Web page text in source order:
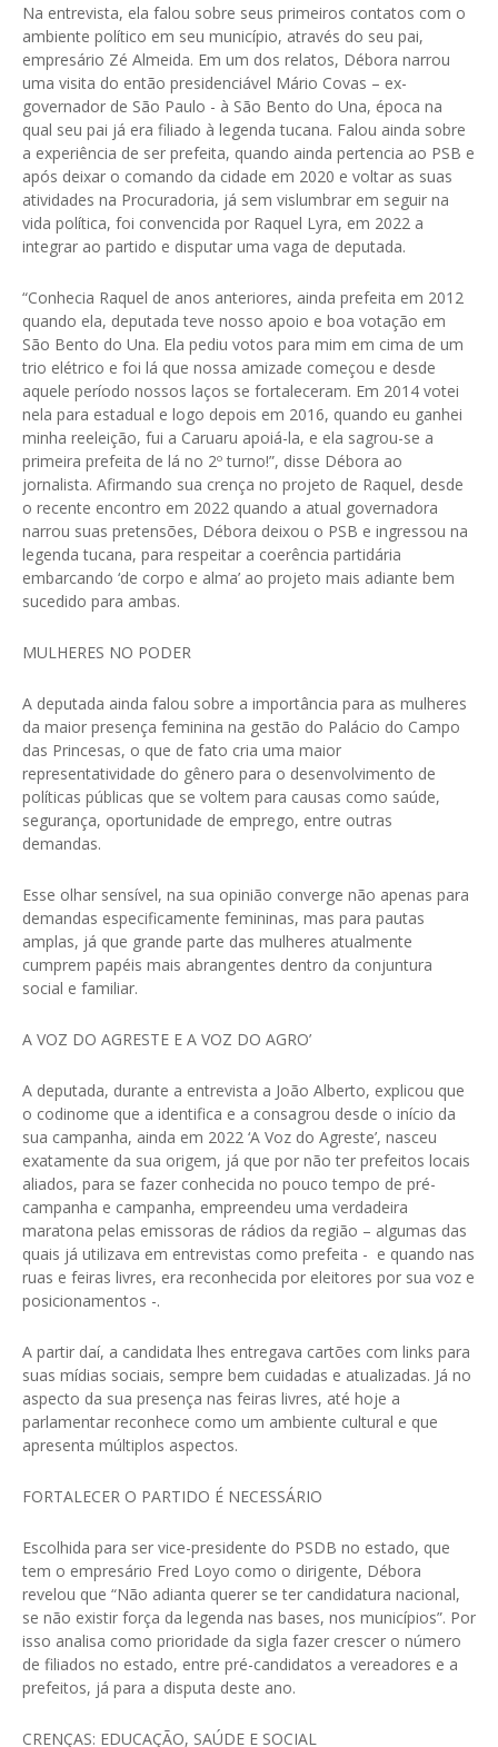
Na entrevista, ela falou sobre seus primeiros contatos com o
ambiente político em seu município, através do seu pai,
empresário Zé Almeida. Em um dos relatos, Débora narrou
uma visita do então presidenciável Mário Covas – ex-
governador de São Paulo - à São Bento do Una, época na
qual seu pai já era filiado à legenda tucana. Falou ainda sobre
a experiência de ser prefeita, quando ainda pertencia ao PSB e
após deixar o comando da cidade em 2020 e voltar as suas
atividades na Procuradoria, já sem vislumbrar em seguir na
vida política, foi convencida por Raquel Lyra, em 2022 a
integrar ao partido e disputar uma vaga de deputada.
“Conhecia Raquel de anos anteriores, ainda prefeita em 2012
quando ela, deputada teve nosso apoio e boa votação em
São Bento do Una. Ela pediu votos para mim em cima de um
trio elétrico e foi lá que nossa amizade começou e desde
aquele período nossos laços se fortaleceram. Em 2014 votei
nela para estadual e logo depois em 2016, quando eu ganhei
minha reeleição, fui a Caruaru apoiá-la, e ela sagrou-se a
primeira prefeita de lá no 2º turno!”, disse Débora ao
jornalista. Afirmando sua crença no projeto de Raquel, desde
o recente encontro em 2022 quando a atual governadora
narrou suas pretensões, Débora deixou o PSB e ingressou na
legenda tucana, para respeitar a coerência partidária
embarcando ‘de corpo e alma’ ao projeto mais adiante bem
sucedido para ambas.
MULHERES NO PODER
A deputada ainda falou sobre a importância para as mulheres
da maior presença feminina na gestão do Palácio do Campo
das Princesas, o que de fato cria uma maior
representatividade do gênero para o desenvolvimento de
políticas públicas que se voltem para causas como saúde,
segurança, oportunidade de emprego, entre outras
demandas.
Esse olhar sensível, na sua opinião converge não apenas para
demandas especificamente femininas, mas para pautas
amplas, já que grande parte das mulheres atualmente
cumprem papéis mais abrangentes dentro da conjuntura
social e familiar.
A VOZ DO AGRESTE E A VOZ DO AGRO’
A deputada, durante a entrevista a João Alberto, explicou que
o codinome que a identifica e a consagrou desde o início da
sua campanha, ainda em 2022 ‘A Voz do Agreste’, nasceu
exatamente da sua origem, já que por não ter prefeitos locais
aliados, para se fazer conhecida no pouco tempo de pré-
campanha e campanha, empreendeu uma verdadeira
maratona pelas emissoras de rádios da região – algumas das
quais já utilizava em entrevistas como prefeita - e quando nas
ruas e feiras livres, era reconhecida por eleitores por sua voz e
posicionamentos -.
A partir daí, a candidata lhes entregava cartões com links para
suas mídias sociais, sempre bem cuidadas e atualizadas. Já no
aspecto da sua presença nas feiras livres, até hoje a
parlamentar reconhece como um ambiente cultural e que
apresenta múltiplos aspectos.
FORTALECER O PARTIDO É NECESSÁRIO
Escolhida para ser vice-presidente do PSDB no estado, que
tem o empresário Fred Loyo como o dirigente, Débora
revelou que “Não adianta querer se ter candidatura nacional,
se não existir força da legenda nas bases, nos municípios”. Por
isso analisa como prioridade da sigla fazer crescer o número
de filiados no estado, entre pré-candidatos a vereadores e a
prefeitos, já para a disputa deste ano.
CRENÇAS: EDUCAÇÃO, SAÚDE E SOCIAL